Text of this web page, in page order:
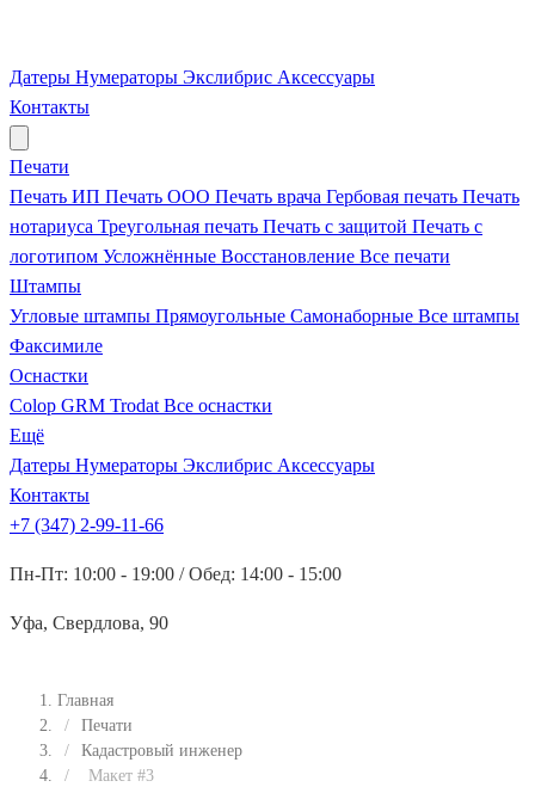
Датеры Нумераторы Экслибрис Аксессуары
Контакты
Печати
Печать ИП Печать ООО Печать врача Гербовая печать Печать
нотариуса Треугольная печать Печать с защитой Печать с
логотипом Усложнённые Восстановление Все печати
Штампы
Угловые штампы Прямоугольные Самонаборные Все штампы
Факсимиле
Оснастки
Colop GRM Trodat Все оснастки
Ещё
Датеры Нумераторы Экслибрис Аксессуары
Контакты
+7 (347) 2-99-11-66
Пн-Пт: 10:00 - 19:00 / Обед: 14:00 - 15:00
Уфа, Свердлова, 90
Главная
/
Печати
/
Кадастровый инженер
/
Макет #3